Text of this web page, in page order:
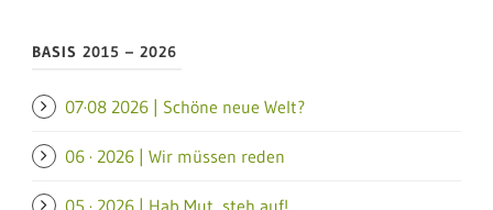
BASIS 2015 – 2026
07·08 2026 | Schöne neue Welt?
06 · 2026 | Wir müssen reden
05 · 2026 | Hab Mut, steh auf!